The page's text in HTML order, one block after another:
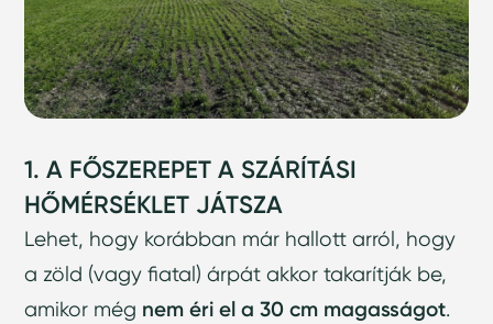
1. A FŐSZEREPET A SZÁRÍTÁSI
HŐMÉRSÉKLET JÁTSZA
Lehet, hogy korábban már hallott arról, hogy
a zöld (vagy fiatal) árpát akkor takarítják be,
amikor még nem éri el a 30 cm magasságot.